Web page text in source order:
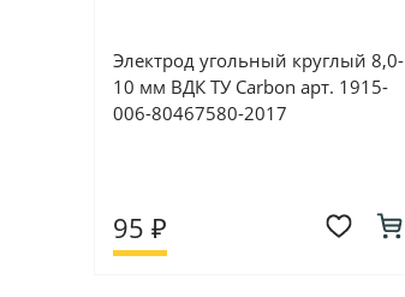
Электрод угольный круглый 8,0-
10 мм ВДК ТУ Carbon арт. 1915-
006-80467580-2017
95 ₽